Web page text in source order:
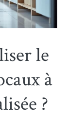
le
à
?